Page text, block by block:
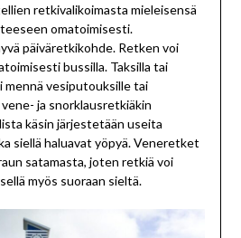
retkivalikoimasta mieleisensä
omatoimisesti.
päiväretkikohde. Retken voi
bussilla. Taksilla tai
vesiputouksille tai
ja snorklausretkiäkin
käsin järjestetään useita
siellä haluavat yöpyä. Veneretket
satamasta, joten retkiä voi
myös suoraan sieltä.